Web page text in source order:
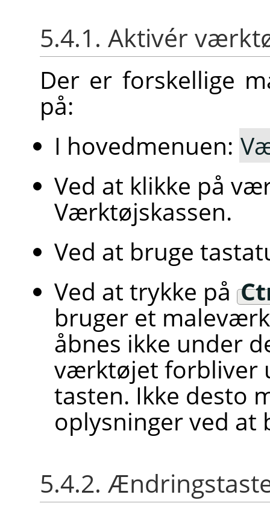
5.4.1. Aktivér
Der er forskellige
på:
I hovedmenuen:
Ved at klikke på
Værktøjskassen.
Ved at bruge
Ved at trykke på
bruger et
åbnes ikke under
værktøjet forbliver
tasten. Ikke desto
oplysninger ved at
5.4.2.